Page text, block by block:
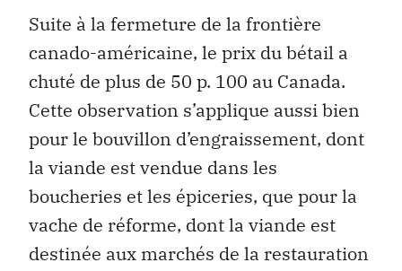
Suite à la fermeture de la frontière
canado-américaine, le prix du bétail a
chuté de plus de 50 p. 100 au Canada.
Cette observation s’applique aussi bien
pour le bouvillon d’engraissement, dont
la viande est vendue dans les
boucheries et les épiceries, que pour la
vache de réforme, dont la viande est
destinée aux marchés de la restauration